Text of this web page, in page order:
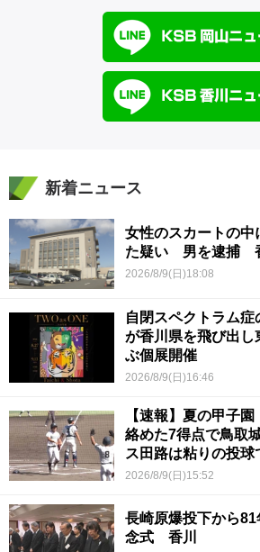
新着ニュース
女性のスカートの中
た疑い 男を逮捕
2026/8/9(日)18:08
自閉スペクトラム症
が香川県を飛び出
ぶ個展開催
2026/8/9(日)16:46
【速報】夏の甲子
絡めた7得点で鳥取
ス田路は粘りの投球
2026/8/9(日)15:52
長崎原爆投下から
念式 香川